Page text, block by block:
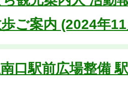
ご案内 (2024年
口駅前広場整備